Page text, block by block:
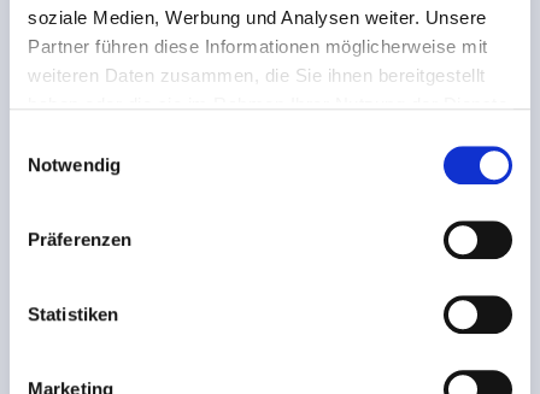
soziale Medien, Werbung und Analysen weiter. Unsere
Partner führen diese Informationen möglicherweise mit
weiteren Daten zusammen, die Sie ihnen bereitgestellt
Notwendig
Präferenzen
Statistiken
Marketing